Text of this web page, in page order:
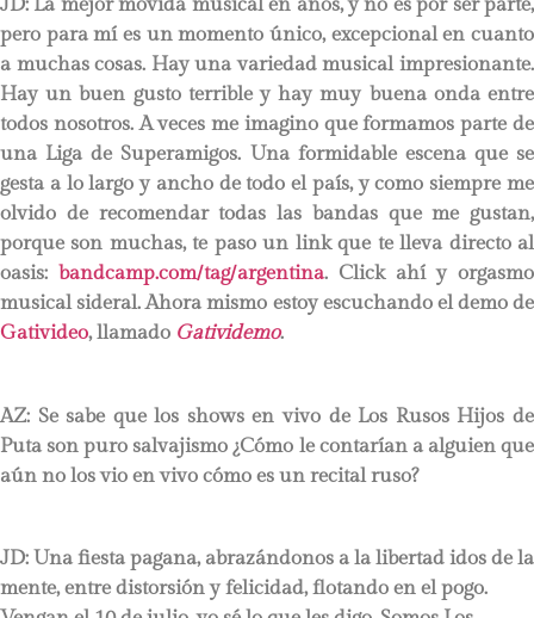
JD: La mejor movida musical en años, y no es por ser parte,
pero para mí es un momento único, excepcional en cuanto
a muchas cosas. Hay una variedad musical impresionante.
Hay un buen gusto terrible y hay muy buena onda entre
todos nosotros. A veces me imagino que formamos parte de
una Liga de Superamigos. Una formidable escena que se
gesta a lo largo y ancho de todo el país, y como siempre me
olvido de recomendar todas las bandas que me gustan,
porque son muchas, te paso un link que te lleva directo al
oasis: bandcamp.com/tag/argentina. Click ahí y orgasmo
musical sideral. Ahora mismo estoy escuchando el demo de
Gativideo, llamado Gatividemo.
AZ: Se sabe que los shows en vivo de Los Rusos Hijos de
Puta son puro salvajismo ¿Cómo le contarían a alguien que
aún no los vio en vivo cómo es un recital ruso?
JD: Una fiesta pagana, abrazándonos a la libertad idos de la
mente, entre distorsión y felicidad, flotando en el pogo.